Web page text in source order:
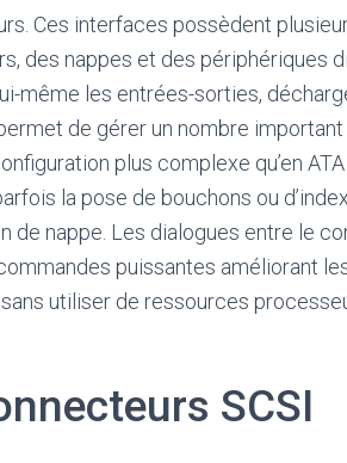
Ces interfaces possèdent
des nappes et des périphériques
même les entrées-sorties,
de gérer un nombre important
plus complexe qu’en
la pose de bouchons ou
de nappe. Les dialogues entre le
puissantes améliorant
utiliser de ressources
SCSI